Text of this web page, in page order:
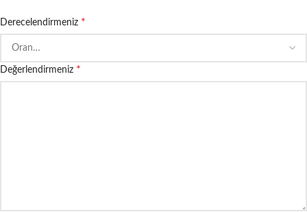
Derecelendirmeniz *
Değerlendirmeniz *